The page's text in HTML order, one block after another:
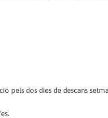
pels dos dies de descans